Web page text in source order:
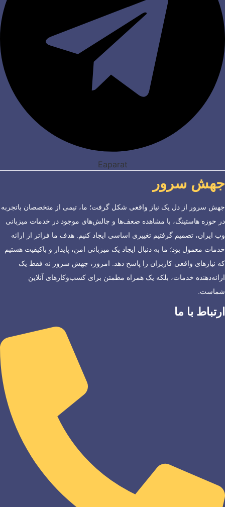
Eaparat
جهش سرور
جهش سرور از دل یک نیاز واقعی شکل گرفت؛ ما، تیمی از متخصصان باتجربه
در حوزه هاستینگ، با مشاهده ضعف‌ها و چالش‌های موجود در خدمات میزبانی
وب ایران، تصمیم گرفتیم تغییری اساسی ایجاد کنیم. هدف ما فراتر از ارائه
خدمات معمول بود؛ ما به دنبال ایجاد یک میزبانی امن، پایدار و باکیفیت هستیم
که نیازهای واقعی کاربران را پاسخ دهد. امروز، جهش سرور نه فقط یک
ارائه‌دهنده خدمات، بلکه یک همراه مطمئن برای کسب‌وکارهای آنلاین
شماست.
ارتباط با ما